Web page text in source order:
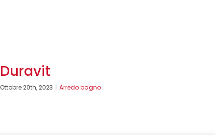
Duravit
Ottobre 20th, 2023 | Arredo bagno